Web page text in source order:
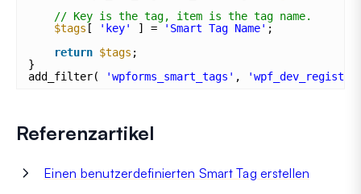
// Key is the tag, item is the tag name.
$tags [ 'key' ] = 'Smart Tag Name' ;
return $tags ;
}
add_filter(
'wpforms_smart_tags' ,
Referenzartikel
Einen benutzerdefinierten Smart Tag erstellen